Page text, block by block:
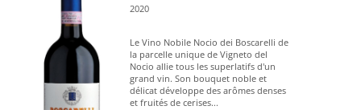
2020
Le Vino Nobile Nocio dei Boscarelli de
la parcelle unique de Vigneto del
Nocio allie tous les superlatifs d'un
grand vin. Son bouquet noble et
délicat développe des arômes denses
et fruités de cerises...